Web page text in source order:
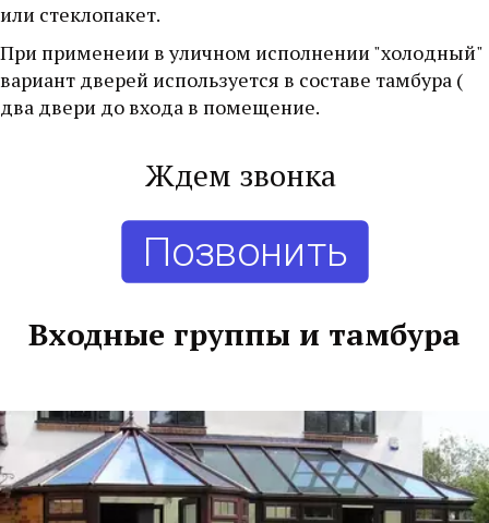
или стеклопакет.
При применеии в уличном исполнении "холодный"
вариант дверей используется в составе тамбура (
два двери до входа в помещение.
Ждем звонка
Позвонить
Входные группы и тамбура